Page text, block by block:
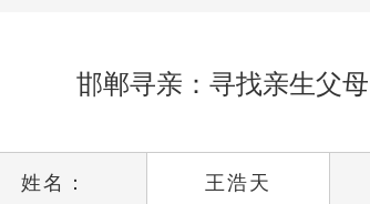
邯郸寻亲：寻找亲生父母
姓名： 王浩天